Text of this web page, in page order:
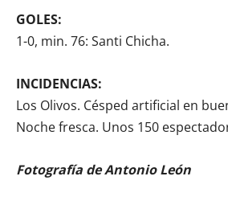
GOLES:
1-0, min. 76: Santi Chicha.
INCIDENCIAS:
Los Olivos. Césped artificial en
Noche fresca. Unos 150
Fotografía de Antonio León